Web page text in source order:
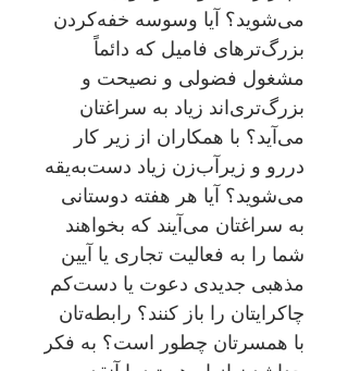
می‌شوید؟ آیا وسوسه خفه‌کردن
بزرگ‌ترهای فامیل که دائماً
مشغول فضولی و نصیحت و
بزرگ‌تری‌اند زیاد به سراغتان
می‌آید؟ با همکاران از زیر کار
دررو و زیرآب‌زن زیاد دست‌به‌یقه
می‌شوید؟ آیا هر هفته دوستانی
به سراغتان می‌آیند که بخواهند
شما را به فعالیت تجاری یا آیین
مذهبی جدیدی دعوت یا دست‌کم
چاکرایتان را باز کنند؟ رابطه‌تان
با همسرتان چطور است؟ به فکر